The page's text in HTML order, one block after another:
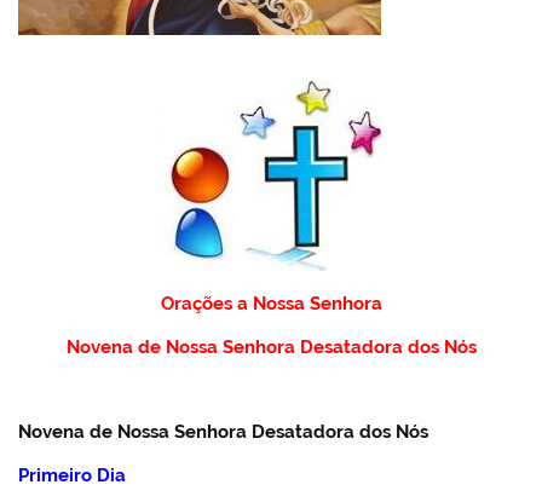
Orações a Nossa Senhora
Novena de Nossa Senhora Desatadora dos Nós
Novena de Nossa Senhora Desatadora dos Nós
Primeiro Dia